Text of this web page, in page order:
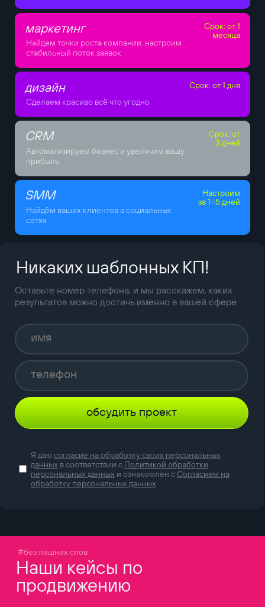
маркетинг
Найдем точки роста компании, настроим
стабильный поток заявок
Срок: от 1
месяца
дизайн
Сделаем красиво всё что угодно
Срок: от 1 дня
CRM
Автоматизируем бизнес и увеличим вашу
прибыль
Срок: от
3 дней
SMM
Найдём ваших клиентов в социальных
сетях
Настроим
за 1–5 дней
Никаких шаблонных КП!
Оставьте номер телефона, и мы расскажем, каких
результатов можно достичь именно в вашей сфере
обсудить проект
Я даюсогласие на обработку своих персональных
данных в соответствии с Политикой обработки
персональных данных и ознакомлен с Согласием на
обработку персональных данных
#без лишних слов
Наши кейсы по
продвижению